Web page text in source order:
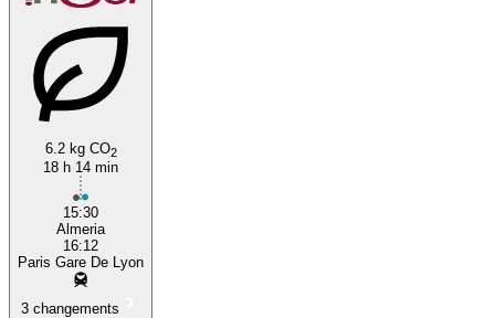
6.2 kg CO2
18 h 14 min
15:30
Almeria
16:12
Paris Gare De Lyon
3 changements